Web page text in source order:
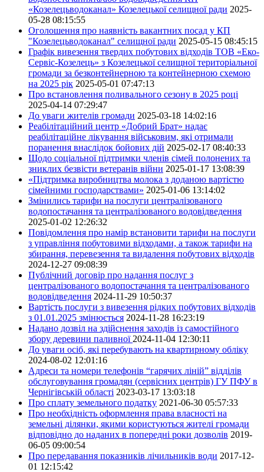
«Козелецьводоканал» Козелецької селищної ради 2025-
05-28 08:15:55
Оголошення про наявність вакантних посад у КП
"Козелецьводоканал" селищної ради 2025-05-15 08:45:15
Графік вивезення твердих побутових відходів ТОВ «Еко-
Сервіс-Козелець» з Козелецької селищної територіальної
громади за безконтейнерною та контейнерною схемою
на 2025 рік 2025-05-01 07:47:13
Про встановлення поливального сезону в 2025 році
2025-04-14 07:29:47
До уваги жителів громади 2025-03-18 14:02:16
Реабілітаційний центр «Добрий Брат» надає
реабілітаційне лікування військовим, які отримали
поранення внаслідок бойових дій 2025-02-17 08:40:33
Щодо соціальної підтримки членів сімей полонених та
зниклих безвісти ветеранів війни 2025-01-17 13:08:39
«Підтримка виробництва молока з доданою вартістю
сімейними господарствами» 2025-01-06 13:14:02
Змінились тарифи на послуги централізованого
водопостачання та централізованого водовідведення
2025-01-02 12:26:32
Повідомлення про намір встановити тарифи на послуги
з управління побутовими відходами, а також тарифи на
збирання, перевезення та видалення побутових відходів
2024-12-27 09:08:39
Публічний договір про надання послуг з
централізованого водопостачання та централізованого
водовідведення 2024-11-29 10:50:37
Вартість послуги з вивезення рідких побутових відходів
з 01.01.2025 змінюється 2024-11-28 16:23:19
Надано дозвіл на здійснення заходів із самостійного
збору деревини паливної 2024-11-04 12:30:11
До уваги осіб, які перебувають на квартирному обліку
2024-08-02 12:01:16
Адреси та номери телефонів “гарячих ліній” відділів
обслуговування громадян (сервісних центрів) ГУ ПФУ в
Чернігівській області 2023-03-17 13:03:18
Про сплату земельного податку 2021-06-30 05:57:33
Про необхідність оформлення права власності на
земельні ділянки, якими користуються жителі громади
відповідно до наданих в попередні роки дозволів 2019-
06-05 09:00:54
Про передавання показників лічильників води 2017-12-
01 12:15:42